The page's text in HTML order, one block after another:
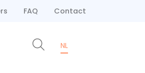
FAQ Contact
NL